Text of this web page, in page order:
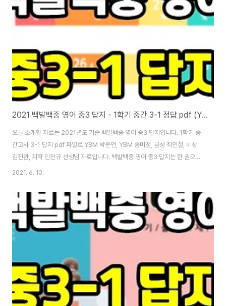
2021 백발백중 영어 중3 답지 - 1학기 중간 3-1 정답 pdf (YBM, 금성, 비상, 지학 통합)
오늘 소개할 자료는 2021년도 기준 백발백중 영어 중3 답지입니다. 1학기 중
간고사 3-1 답지 pdf 파일로 YBM 박준언, YBM 송미정, 금성 최인철, 비상
김진완, 지학 민찬규 선생님 자료입니다. 백발백중 영어 중3 답지는 한 권으로
문법과 쓰기, 독해까지 모두 공부할 수 있는 책입니다. 요즘은 이렇게 한 권으로
각 챕터에서 배운 문법 내용을 독해 지문에서 또 반복해서 공부하고, final test
에서 또 공부할 수 있다는 점입니다. 챕터의 마무리로 단어가 정리되어 있어, 외
우게 하고 시험 보게 하기도 좋습니다. [백발백중 영어 중3 답지] [영문법 절반
이 10분 만에 이해되는 영상] 백발백중 영어 중3 답지를 ..
2021. 6. 10.